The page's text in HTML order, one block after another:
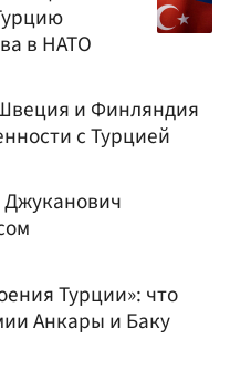
в НАТО
и Финляндия
с Турцией
Турции»: что
Анкары и Баку